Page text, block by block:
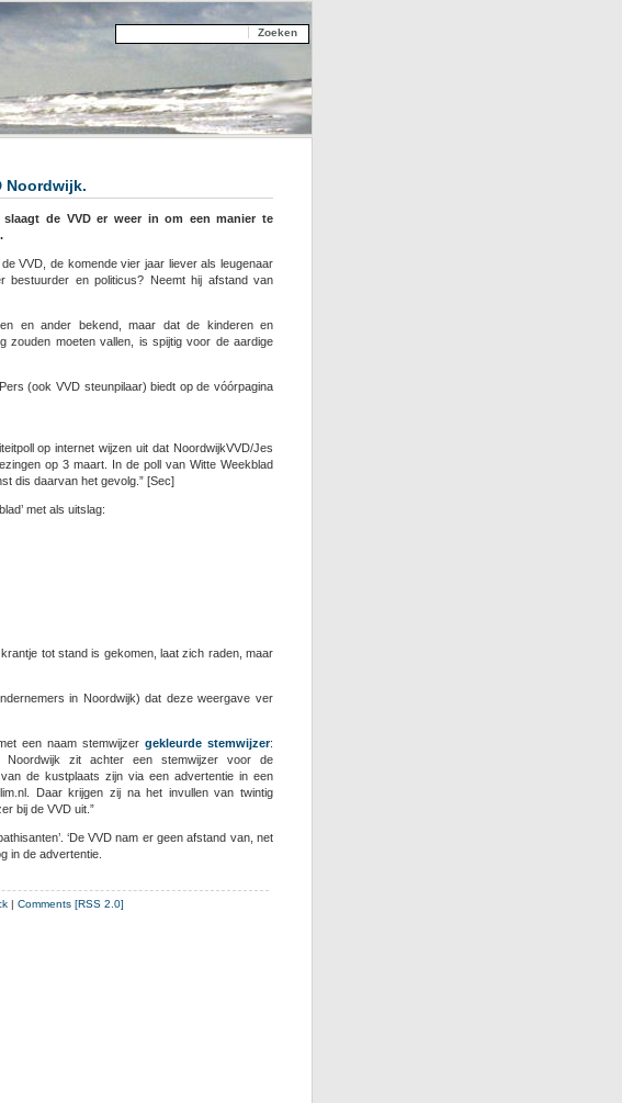
Noordwijk.
slaagt de VVD er weer in om een manier te
VVD, de komende vier jaar liever als leugenaar
bestuurder en politicus? Neemt hij afstand van
en ander bekend, maar dat de kinderen en
zouden moeten vallen, is spijtig voor de aardige
(ook VVD steunpilaar) biedt op de vóórpagina
op internet wijzen uit dat NoordwijkVVD/Jes
op 3 maart. In de poll van Witte Weekblad
dis daarvan het gevolg.” [Sec]
met als uitslag:
tot stand is gekomen, laat zich raden, maar
in Noordwijk) dat deze weergave ver
een naam stemwijzergekleurde stemwijzer:
zit achter een stemwijzer voor de
de kustplaats zijn via een advertentie in een
Daar krijgen zij na het invullen van twintig
bij de VVD uit.”
‘De VVD nam er geen afstand van, net
in de advertentie.
| Comments [RSS 2.0]